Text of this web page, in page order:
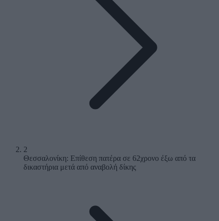
2
Θεσσαλονίκη: Επίθεση πατέρα σε 62χρονο έξω από τα
δικαστήρια μετά από αναβολή δίκης